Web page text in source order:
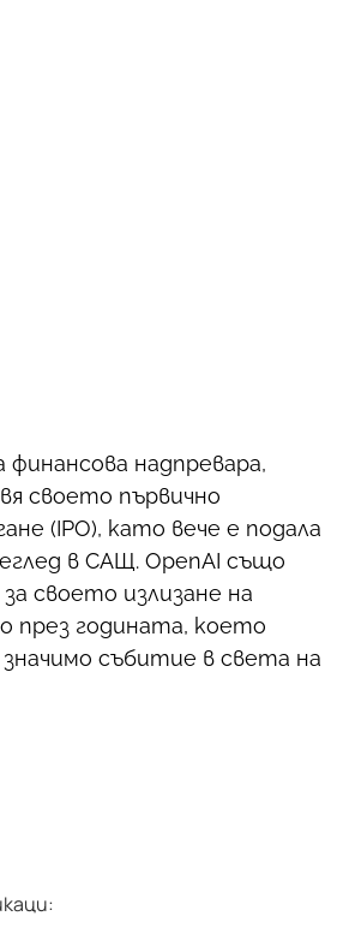
надпревара,
своето първично
(IPO), като вече е подала
в САЩ. OpenAI също
своето излизане на
през годината, което
събитие в света на